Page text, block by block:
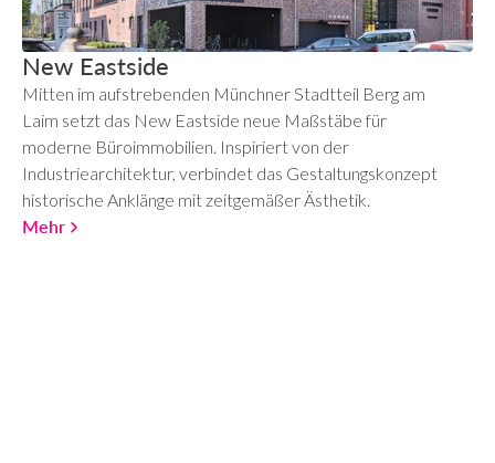
New Eastside
Mitten im aufstrebenden Münchner Stadtteil Berg am
Laim setzt das New Eastside neue Maßstäbe für
moderne Büroimmobilien. Inspiriert von der
Industriearchitektur, verbindet das Gestaltungskonzept
historische Anklänge mit zeitgemäßer Ästhetik.
Mehr